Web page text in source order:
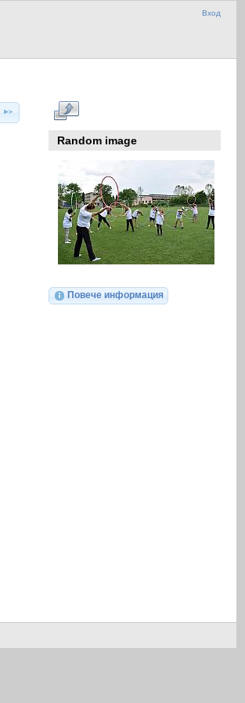
Вход
Random image
Повече информация